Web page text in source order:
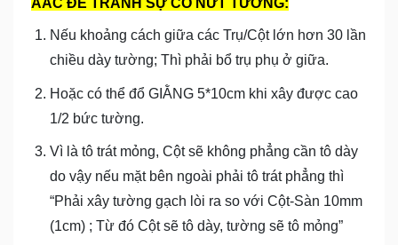
AAC ĐỂ TRÁNH SỰ CỐ NỨT TƯỜNG:
Nếu khoảng cách giữa các Trụ/Cột lớn hơn 30 lần
chiều dày tường; Thì phải bổ trụ phụ ở giữa.
Hoặc có thể đổ GIẰNG 5*10cm khi xây được cao
1/2 bức tường.
Vì là tô trát mỏng, Cột sẽ không phẳng cần tô dày
do vậy nếu mặt bên ngoài phải tô trát phẳng thì
“Phải xây tường gạch lòi ra so với Cột-Sàn 10mm
(1cm) ; Từ đó Cột sẽ tô dày, tường sẽ tô mỏng”